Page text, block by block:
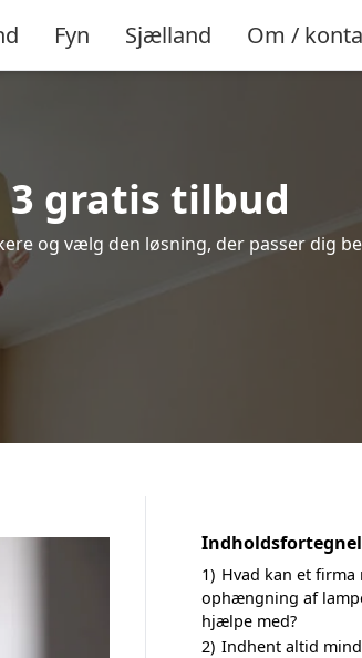
Fyn Sjælland Om /
3 gratis tilbud
og vælg den løsning, der passer dig
1) Hvad kan et firma
ophængning af
hjælpe med?
2) Indhent altid